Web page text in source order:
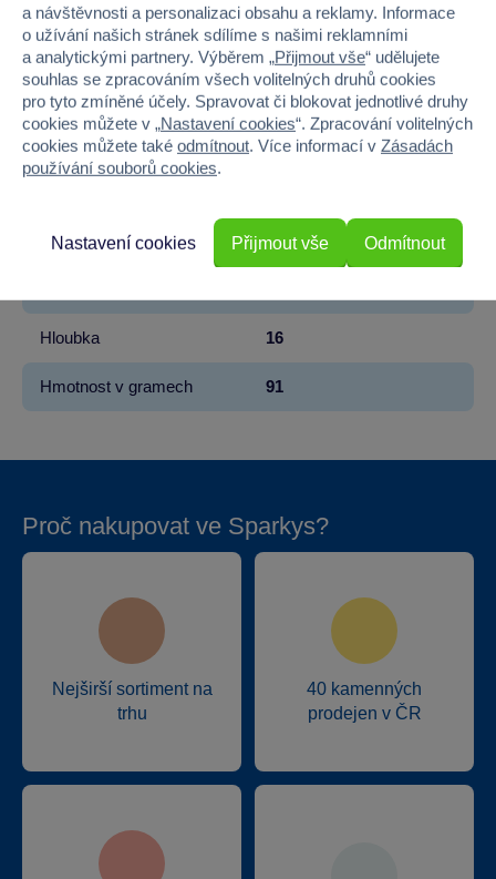
Kód produktu 37MT-606020
Značka Sparkys
Věk od 3
Šířka 10
Hloubka 16
Hmotnost v gramech 91
Proč nakupovat ve Sparkys?
Nejširší sortiment na
trhu
40 kamenných
prodejen v ČR
a návštěvnosti a personalizaci obsahu a reklamy. Informace
o užívání našich stránek sdílíme s našimi reklamními
a analytickými partnery. Výběrem „Přijmout vše“ udělujete
souhlas se zpracováním všech volitelných druhů cookies
pro tyto zmíněné účely. Spravovat či blokovat jednotlivé druhy
cookies můžete v „Nastavení cookies“. Zpracování volitelných
cookies můžete také odmítnout. Více informací v Zásadách
používání souborů cookies.
Odmítnout
Nastavení cookies Přijmout vše